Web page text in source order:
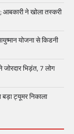
ने खोला तस्करी
योजना से किडनी
भिड़ंत, 7 लोग
ट्यूमर निकाला